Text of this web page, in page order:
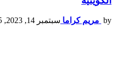
by مريم كراما سبتمبر 14, 2023, 7:15 م